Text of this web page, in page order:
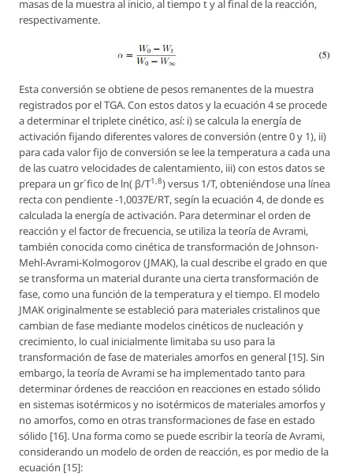
masas de la muestra al inicio, al tiempo ty al final de la reacción,
respectivamente.
Esta conversión se obtiene de pesos remanentes de la muestra
registrados por el TGA. Con estos datos y la ecuación 4 se procede
a determinar el triplete cinético, así: i) se calcula la energía de
activación fijando diferentes valores de conversión (entre 0 y 1), ii)
para cada valor fijo de conversión se lee la temperatura a cada una
de las cuatro velocidades de calentamiento, iii) con estos datos se
prepara un gr´fico de ln( β/T1,8) versus 1/T, obteniéndose una línea
recta con pendiente -1,0037E/RT, segín la ecuación 4, de donde es
calculada la energía de activación. Para determinar el orden de
reacción y el factor de frecuencia, se utiliza la teoría de Avrami,
también conocida como cinética de transformación de Johnson-
Mehl-Avrami-Kolmogorov (JMAK), la cual describe el grado en que
se transforma un material durante una cierta transformación de
fase, como una función de la temperatura y el tiempo. El modelo
JMAK originalmente se estableció para materiales cristalinos que
cambian de fase mediante modelos cinéticos de nucleación y
crecimiento, lo cual inicialmente limitaba su uso para la
transformación de fase de materiales amorfos en general [15]. Sin
embargo, la teoría de Avrami se ha implementado tanto para
determinar órdenes de reaccióon en reacciones en estado sólido
en sistemas isotérmicos y no isotérmicos de materiales amorfos y
no amorfos, como en otras transformaciones de fase en estado
sólido [16]. Una forma como se puede escribir la teoría de Avrami,
considerando un modelo de orden de reacción, es por medio de la
ecuación [15]: